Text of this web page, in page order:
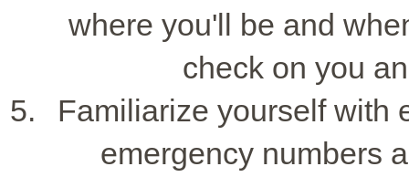
where you'll be and
check on you
Familiarize yourself with
emergency numbers